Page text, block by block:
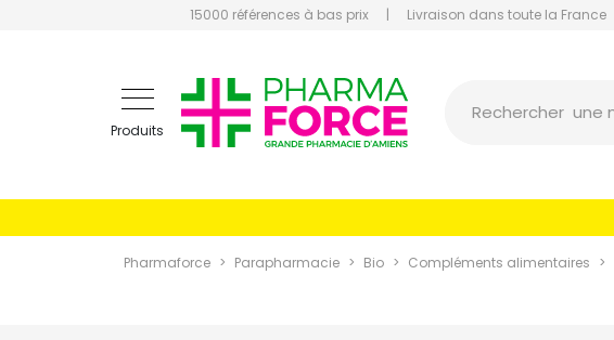
15000 références à bas prix | Livraison dans toute la France
Produits
Rechercher
Pharmaforce Parapharmacie Bio Compléments alimentaires